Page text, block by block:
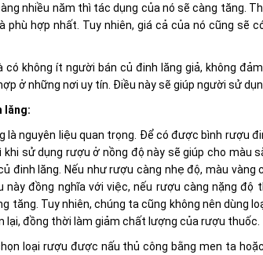
nhiều năm thì tác dụng của nó sẽ càng tăng.
phù hợp nhất. Tuy nhiên, giá cả của nó cũng sẽ
có không ít người bán củ đinh lăng giả, không
ở những nơi uy tín. Điều này sẽ giúp người sử
lăng:
là nguyên liệu quan trọng. Để có được bình rượu
khi sử dụng rượu ở nồng độ này sẽ giúp cho
đinh lăng. Nếu như rượu càng nhẹ độ, màu
này đồng nghĩa với việc, nếu rượu càng nặng
tăng. Tuy nhiên, chúng ta cũng không nên dùng
lại, đồng thời làm giảm chất lượng của rượu thuốc.
loại rượu được nấu thủ công bằng men ta